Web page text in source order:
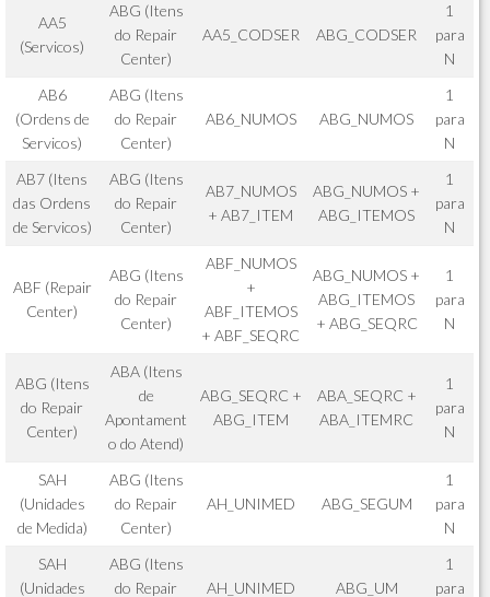
AA5
(Servicos)
ABG (Itens
do Repair
Center)
AA5_CODSER ABG_CODSER
1
para
N
AB6
(Ordens de
Servicos)
ABG (Itens
do Repair
Center)
AB6_NUMOS ABG_NUMOS
1
para
N
AB7 (Itens
das Ordens
de Servicos)
ABG (Itens
do Repair
Center)
AB7_NUMOS
+ AB7_ITEM
ABG_NUMOS +
ABG_ITEMOS
1
para
N
ABF (Repair
Center)
ABG (Itens
do Repair
Center)
ABF_NUMOS
+
ABF_ITEMOS
+ ABF_SEQRC
ABG_NUMOS +
ABG_ITEMOS
+ ABG_SEQRC
1
para
N
ABG (Itens
do Repair
Center)
ABA (Itens
de
Apontament
o do Atend)
ABG_SEQRC +
ABG_ITEM
ABA_SEQRC +
ABA_ITEMRC
1
para
N
SAH
(Unidades
de Medida)
ABG (Itens
do Repair
Center)
AH_UNIMED ABG_SEGUM
1
para
N
SAH
(Unidades
ABG (Itens
do Repair
AH_UNIMED ABG_UM
1
para